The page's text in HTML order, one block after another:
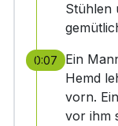
Stühlen
0:07
Ein
Hemd
vorn.
vor ihm